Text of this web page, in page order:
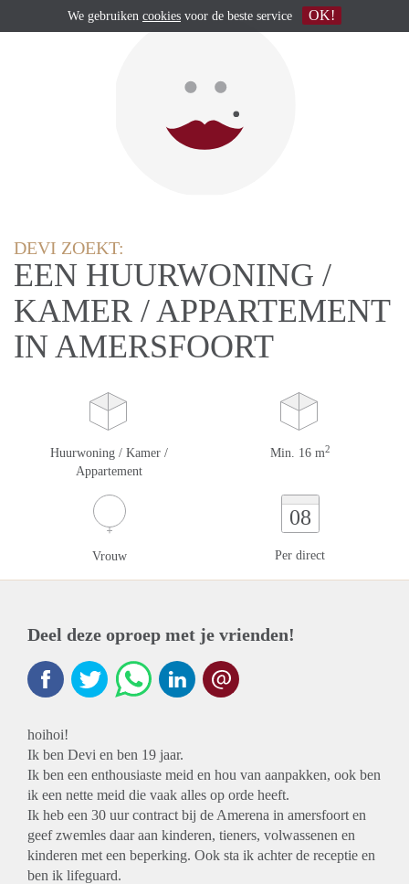
DEVI ZOEKT:
EEN HUURWONING /
KAMER / APPARTEMENT
IN AMERSFOORT
Huurwoning / Kamer /
Appartement
Min. 16 m2
Vrouw
08
Per direct
Deel deze oproep met je vrienden!
hoihoi!
Ik ben Devi en ben 19 jaar.
Ik ben een enthousiaste meid en hou van aanpakken, ook ben
ik een nette meid die vaak alles op orde heeft.
Ik heb een 30 uur contract bij de Amerena in amersfoort en
geef zwemles daar aan kinderen, tieners, volwassenen en
kinderen met een beperking. Ook sta ik achter de receptie en
ben ik lifeguard.
We gebruiken cookies voor de beste service OK!